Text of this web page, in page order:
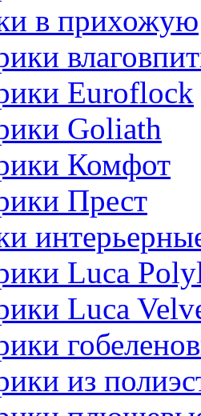
в прихожую
Euroflock
Goliath
Комфот
Прест
Luca
Luca
из